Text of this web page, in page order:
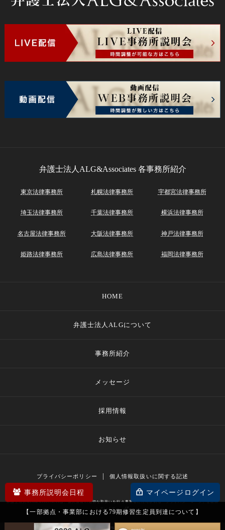
マイページログイン
【一部拠点・事業部における79期修習生定員到達について】
事務所説明会日程
弁護士法人ALG&Associates 各事務所紹介
東京法律事務所 札幌法律事務所 宇都宮法律事務所
埼玉法律事務所 千葉法律事務所 横浜法律事務所
名古屋法律事務所 大阪法律事務所 神戸法律事務所
姫路法律事務所 広島法律事務所 福岡法律事務所
HOME
弁護士法人ALGについて
事務所紹介
メッセージ
採用情報
お知らせ
プライバシーポリシー 個人情報取扱いに関する記述
弁護士法人ALG&Associatesは、個人情報の適切な取扱いを行う事業者に付与される「プライバシーマーク」を取得
しています。
弁護士法人ALG＆Associates 弁護士採用サイト